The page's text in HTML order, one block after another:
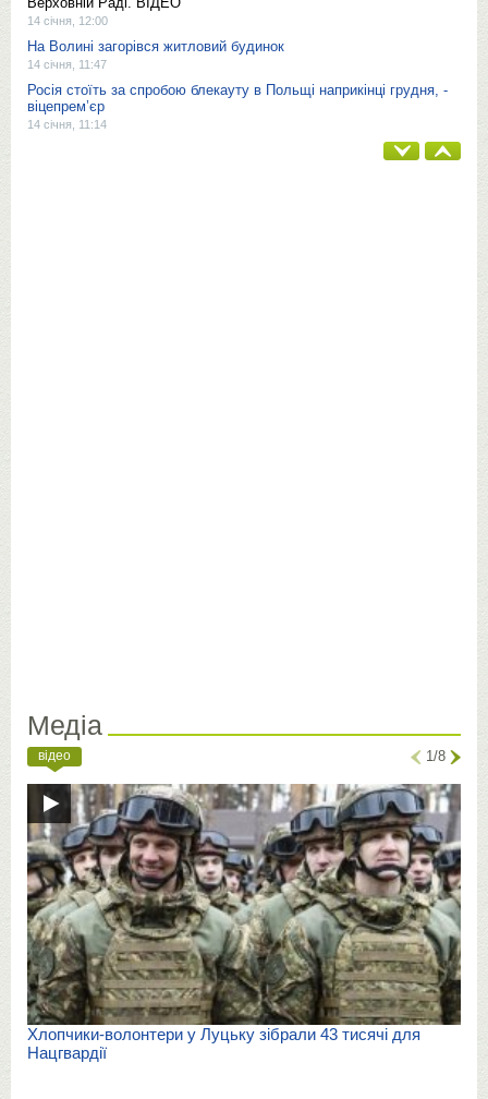
14 січня, 12:00
На Волині загорівся житловий будинок
14 січня, 11:47
Росія стоїть за спробою блекауту в Польщі наприкінці грудня, -
віцепрем’єр
14 січня, 11:14
Медіа
відео 1/8
Хлопчики-волонтери у Луцьку зібрали 43 тисячі для
Нацгвардії